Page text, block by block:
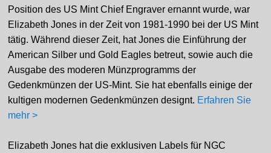
Position des US Mint Chief Engraver ernannt wurde, war
Elizabeth Jones in der Zeit von 1981-1990 bei der US Mint
tätig. Während dieser Zeit, hat Jones die Einführung der
American Silber und Gold Eagles betreut, sowie auch die
Ausgabe des moderen Münzprogramms der
Gedenkmünzen der US-Mint. Sie hat ebenfalls einige der
kultigen modernen Gedenkmünzen designt. Erfahren Sie
mehr >
Elizabeth Jones hat die exklusiven Labels für NGC